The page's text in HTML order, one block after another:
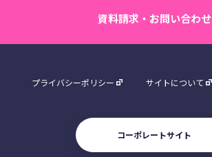
資料請求・お問い合わせ
プライバシーポリシー サイトについて
コーポレートサイト